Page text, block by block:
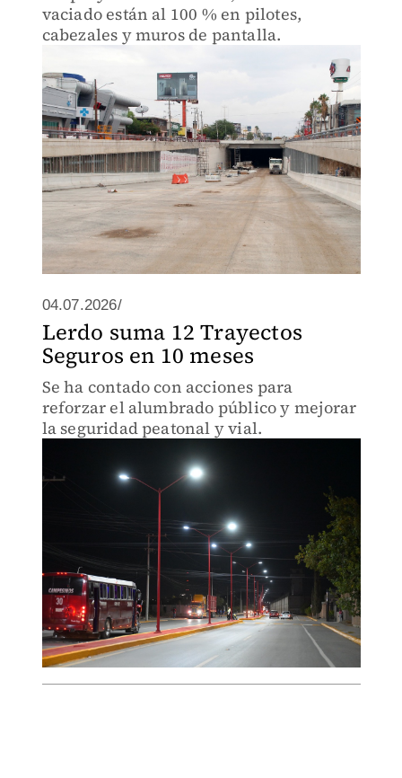
vaciado están al 100 % en pilotes,
cabezales y muros de pantalla.
04.07.2026/
Lerdo suma 12 Trayectos
Seguros en 10 meses
Se ha contado con acciones para
reforzar el alumbrado público y mejorar
la seguridad peatonal y vial.